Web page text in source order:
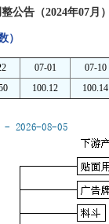
公告（2024年07月）
）
07-01 07-10
100.12 100.14